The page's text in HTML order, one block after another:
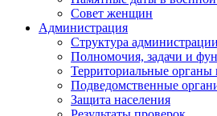
Совет женщин
Администрация
Структура
Полномочия, задачи и
Территориальные органы
Подведомственные
Защита населения